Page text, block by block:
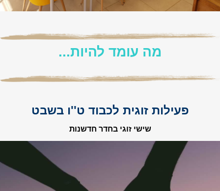
מה עומד להיות...
פעילות זוגית לכבוד ט''ו בשבט
שישי זוגי בחדר חדשנות